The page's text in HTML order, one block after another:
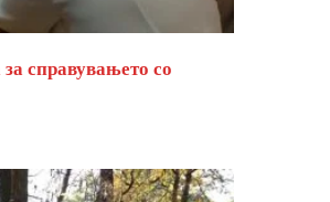
справувањето со